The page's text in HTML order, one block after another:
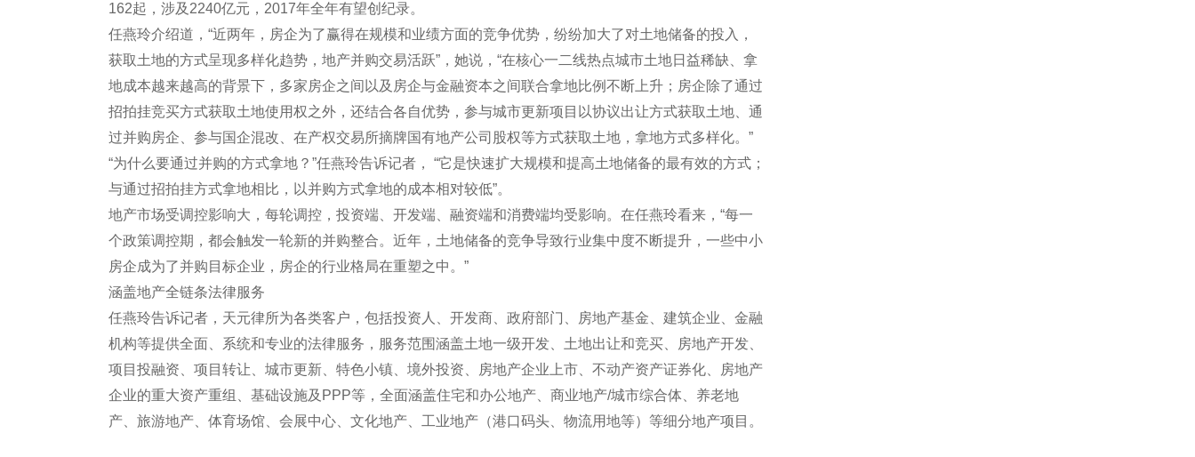
162起，涉及2240亿元，2017年全年有望创纪录。
任燕玲介绍道，“近两年，房企为了赢得在规模和业绩方面的竞争优势，纷纷加大了对土地储备的投入，
获取土地的方式呈现多样化趋势，地产并购交易活跃”，她说，“在核心一二线热点城市土地日益稀缺、拿
地成本越来越高的背景下，多家房企之间以及房企与金融资本之间联合拿地比例不断上升；房企除了通过
招拍挂竞买方式获取土地使用权之外，还结合各自优势，参与城市更新项目以协议出让方式获取土地、通
过并购房企、参与国企混改、在产权交易所摘牌国有地产公司股权等方式获取土地，拿地方式多样化。”
“为什么要通过并购的方式拿地？”任燕玲告诉记者， “它是快速扩大规模和提高土地储备的最有效的方式；
与通过招拍挂方式拿地相比，以并购方式拿地的成本相对较低”。
地产市场受调控影响大，每轮调控，投资端、开发端、融资端和消费端均受影响。在任燕玲看来，“每一
个政策调控期，都会触发一轮新的并购整合。近年，土地储备的竞争导致行业集中度不断提升，一些中小
房企成为了并购目标企业，房企的行业格局在重塑之中。”
涵盖地产全链条法律服务
任燕玲告诉记者，天元律所为各类客户，包括投资人、开发商、政府部门、房地产基金、建筑企业、金融
机构等提供全面、系统和专业的法律服务，服务范围涵盖土地一级开发、土地出让和竞买、房地产开发、
项目投融资、项目转让、城市更新、特色小镇、境外投资、房地产企业上市、不动产资产证券化、房地产
企业的重大资产重组、基础设施及PPP等，全面涵盖住宅和办公地产、商业地产/城市综合体、养老地
产、旅游地产、体育场馆、会展中心、文化地产、工业地产（港口码头、物流用地等）等细分地产项目。